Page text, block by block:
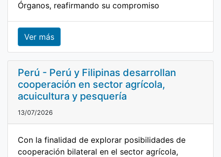
Órganos, reafirmando su compromiso
Ver más
Perú - Perú y Filipinas desarrollan
cooperación en sector agrícola,
acuicultura y pesquería
13/07/2026
Con la finalidad de explorar posibilidades de
cooperación bilateral en el sector agrícola,